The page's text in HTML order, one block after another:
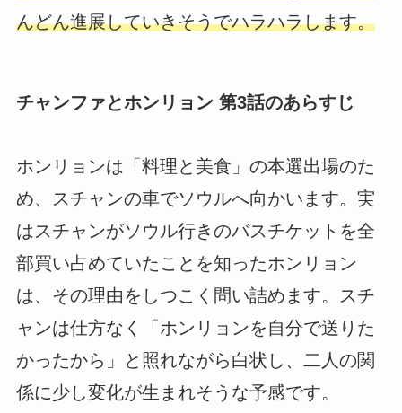
んどん進展していきそうでハラハラします。
チャンファとホンリョン 第3話のあらすじ
ホンリョンは「料理と美食」の本選出場のた
め、スチャンの車でソウルへ向かいます。実
はスチャンがソウル行きのバスチケットを全
部買い占めていたことを知ったホンリョン
は、その理由をしつこく問い詰めます。スチ
ャンは仕方なく「ホンリョンを自分で送りた
かったから」と照れながら白状し、二人の関
係に少し変化が生まれそうな予感です。